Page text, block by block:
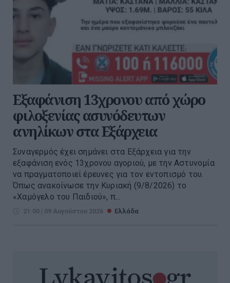
Εξαφάνιση 13χρονου από χώρο
φιλοξενίας ασυνόδευτων
ανηλίκων στα Εξάρχεια
Συναγερμός έχει σημάνει στα Εξάρχεια για την
εξαφάνιση ενός 13χρονου αγοριού, με την Αστυνομία
να πραγματοποιεί έρευνες για τον εντοπισμό του.
Όπως ανακοίνωσε την Κυριακή (9/8/2026) το
«Χαμόγελο του Παιδιού», π...
21:00 | 09 Αυγούστου 2026 Ελλάδα